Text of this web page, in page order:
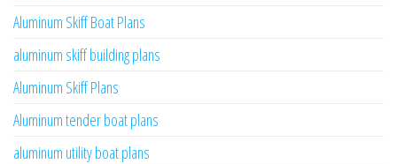
Aluminum Skiff Boat Plans
aluminum skiff building plans
Aluminum Skiff Plans
Aluminum tender boat plans
aluminum utility boat plans